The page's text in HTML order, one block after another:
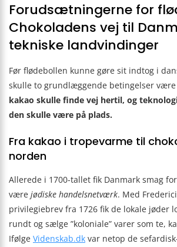
Forudsætningerne for
Chokoladens vej til
tekniske landvindinger
Før flødebollen kunne gøre sit indtog i
skulle to grundlæggende betingelser
kakao skulle finde vej hertil, og
den skulle være på plads.
Fra kakao i tropevarme til
norden
Allerede i 1700-tallet fik Danmark smag
være jødiske handelsnetværk. Med
privilegiebrev fra 1726 fik de lokale jøder
rundt og sælge ”koloniale” varer som te,
Ifølge Videnskab.dk var netop de